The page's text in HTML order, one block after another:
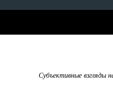
Субъективные взгляды